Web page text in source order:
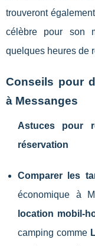
trouveront
célèbre pour son
quelques heures de
Conseils pour
à Messanges
Astuces pour
réservation
Comparer les
économique à
location mobil-
camping comme